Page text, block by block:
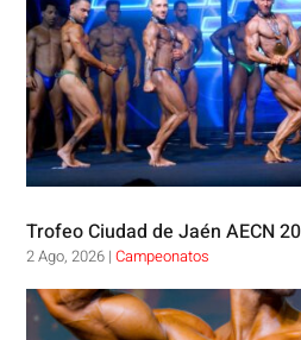
Trofeo Ciudad de Jaén AECN
2 Ago, 2026 |Campeonatos